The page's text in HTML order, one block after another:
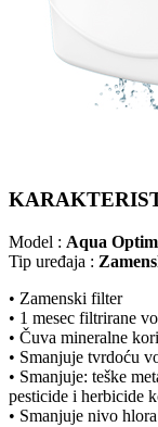
Model : Aqua
Tip uređaja :
• Zamenski filter
• 1 mesec filtrirane
• Čuva mineralne
• Smanjuje tvrdoću
• Smanjuje: teške
pesticide i herbicide
• Smanjuje nivo hlora